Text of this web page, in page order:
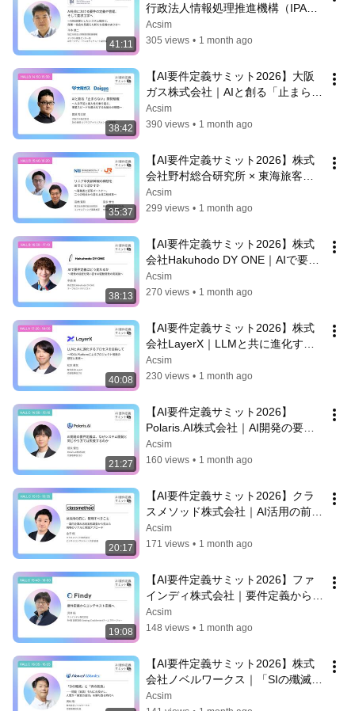
41:11
行政法人情報処理推進機構（IPA）
｜AI社会における要件の定義や管
理、そして要求工学へ〜AIを前提と
見据えた新たな定義のあり方〜
Acsim
305 views • 1 month ago
38:42
【AI要件定義サミット2026】大阪
ガス株式会社｜AIと創る「止まらな
い」開発組織〜人手不足と属人性を
乗り越え、事業スピードを最大化す
Acsim
390 views • 1 month ago
35:37
【AI要件定義サミット2026】株式
会社野村総合研究所 × 東海旅客鉄
道株式会社｜リニア中央新幹線の構
想をAIでどう活かすか〜事業者と変
上流工程改革〜
Acsim
299 views • 1 month ago
38:13
【AI要件定義サミット2026】株式
会社Hakuhodo DY ONE｜AIで要件
定義はどう変わるか〜開発の前提を
問い直すAI駆動開発の実践論〜
Acsim
270 views • 1 month ago
40:08
【AI要件定義サミット2026】株式
会社LayerX｜LLMと共に進化する
プロセスを目指して〜FDEと
Platformによるプロジェクト推進の
Acsim
230 views • 1 month ago
21:27
【AI要件定義サミット2026】
Polaris.AI株式会社｜AI開発の要件
定義は、なぜシステム開発と同じや
り方では失敗するのか
Acsim
160 views • 1 month ago
20:17
【AI要件定義サミット2026】クラ
スメソッド株式会社｜AI活用の前
に、整理すべきこと─国内企業AI活
用実態調査から見えた現場のリアル
Acsim
171 views • 1 month ago
19:08
【AI要件定義サミット2026】ファ
インディ株式会社｜要件定義からコ
ンテキスト定義へ
Acsim
148 views • 1 month ago
【AI要件定義サミット2026】株式
会社ノベルワークス｜「SIの殲滅」
と「真の創造」──開発（実装）を
Acsim